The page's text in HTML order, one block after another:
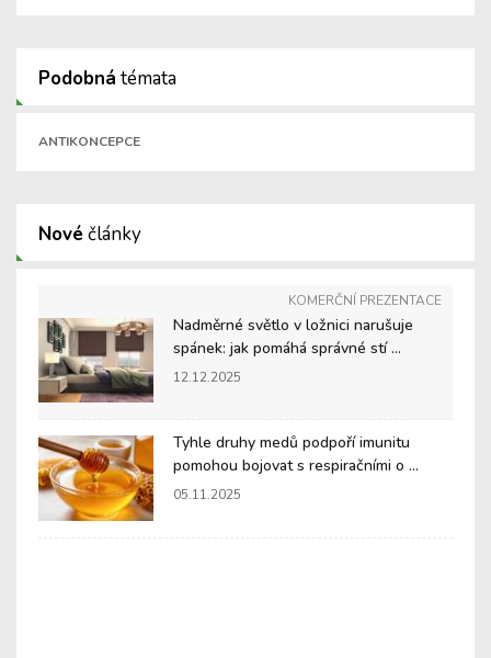
Podobná témata
ANTIKONCEPCE
Nové články
KOMERČNÍ PREZENTACE
Nadměrné světlo v ložnici narušuje
spánek: jak pomáhá správné stí ...
12.12.2025
Tyhle druhy medů podpoří imunitu
pomohou bojovat s respiračními o ...
05.11.2025